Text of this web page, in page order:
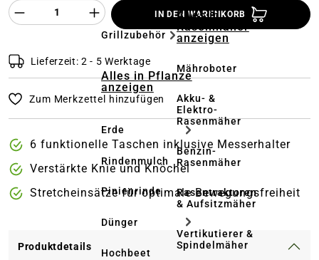
Grillzubehör
Alles in Pflanze
anzeigen
Erde
Rindenmulch
Pinienrinde
Dünger
Hochbeet
Alles in
Rasenmäher
anzeigen
Mähroboter
Akku- &
Elektro-
Rasenmäher
Benzin-
Rasenmäher
Rasentraktoren
& Aufsitzmäher
Vertikutierer &
Spindelmäher
Produkt Anzahl des Produktes
IN DEN WARENKORB
Lieferzeit: 2 - 5 Werktage
Zum Merkzettel hinzufügen
6 funktionelle Taschen inklusive Messerhalter
Verstärkte Knie und Knöchel
Stretcheinsätze für optimale Bewegungsfreiheit
Produktdetails